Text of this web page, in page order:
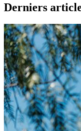
Derniers